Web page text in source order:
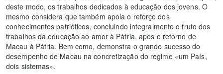
deste modo, os trabalhos dedicados à educação dos jovens. O
mesmo considera que também apoia o reforço dos
conhecimentos patrióticos, concluindo integralmente o fruto dos
trabalhos da educação ao amor à Pátria, após o retorno de
Macau à Pátria. Bem como, demonstra o grande sucesso do
desempenho de Macau na concretização do regime «um País,
dois sistemas».